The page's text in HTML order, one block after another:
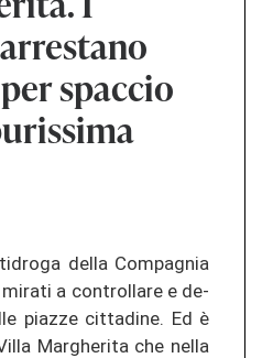
spaccio
della Com­pag­nia
mi­ra­ti a con­trol­la­re e de­
pia­z­ze cit­ta­di­ne. Ed è
Mar­ghe­ri­ta che nella